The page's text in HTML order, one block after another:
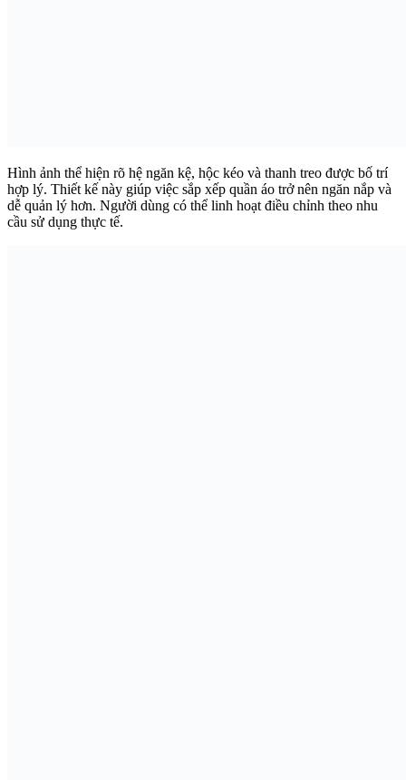
Hình ảnh thể hiện rõ hệ ngăn kệ, hộc kéo và thanh treo được bố trí
hợp lý. Thiết kế này giúp việc sắp xếp quần áo trở nên ngăn nắp và
dễ quản lý hơn. Người dùng có thể linh hoạt điều chỉnh theo nhu
cầu sử dụng thực tế.